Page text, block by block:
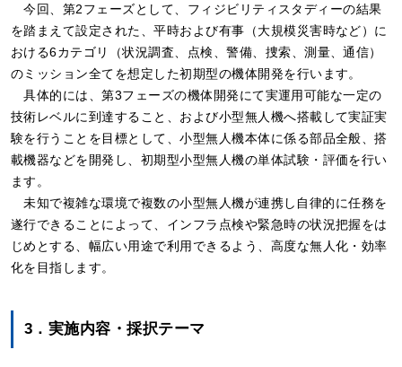
今回、第2フェーズとして、フィジビリティスタディーの結果
を踏まえて設定された、平時および有事（大規模災害時など）に
おける6カテゴリ（状況調査、点検、警備、捜索、測量、通信）
のミッション全てを想定した初期型の機体開発を行います。
具体的には、第3フェーズの機体開発にて実運用可能な一定の
技術レベルに到達すること、および小型無人機へ搭載して実証実
験を行うことを目標として、小型無人機本体に係る部品全般、搭
載機器などを開発し、初期型小型無人機の単体試験・評価を行い
ます。
未知で複雑な環境で複数の小型無人機が連携し自律的に任務を
遂行できることによって、インフラ点検や緊急時の状況把握をは
じめとする、幅広い用途で利用できるよう、高度な無人化・効率
化を目指します。
3．実施内容・採択テーマ